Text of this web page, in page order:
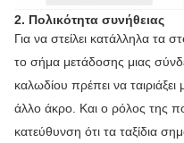
2. Πολικότητα συνήθειας
Για να στείλει κατάλληλα τα
το σήμα μετάδοσης μιας
καλωδίου πρέπει να
άλλο άκρο. Και ο ρόλος της
κατεύθυνση ότι τα ταξίδια